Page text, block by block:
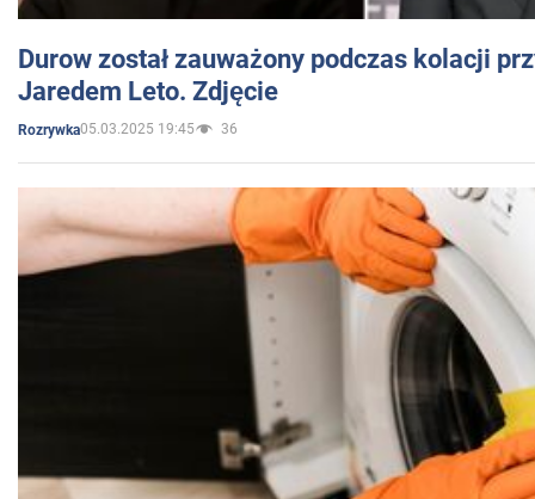
Durow został zauważony podczas kolacji
Jaredem Leto. Zdjęcie
Rozrywka05.03.2025 19:45 36